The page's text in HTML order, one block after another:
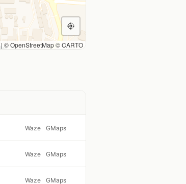
| © OpenStreetMap © CARTO
Waze GMaps
Waze GMaps
Waze GMaps